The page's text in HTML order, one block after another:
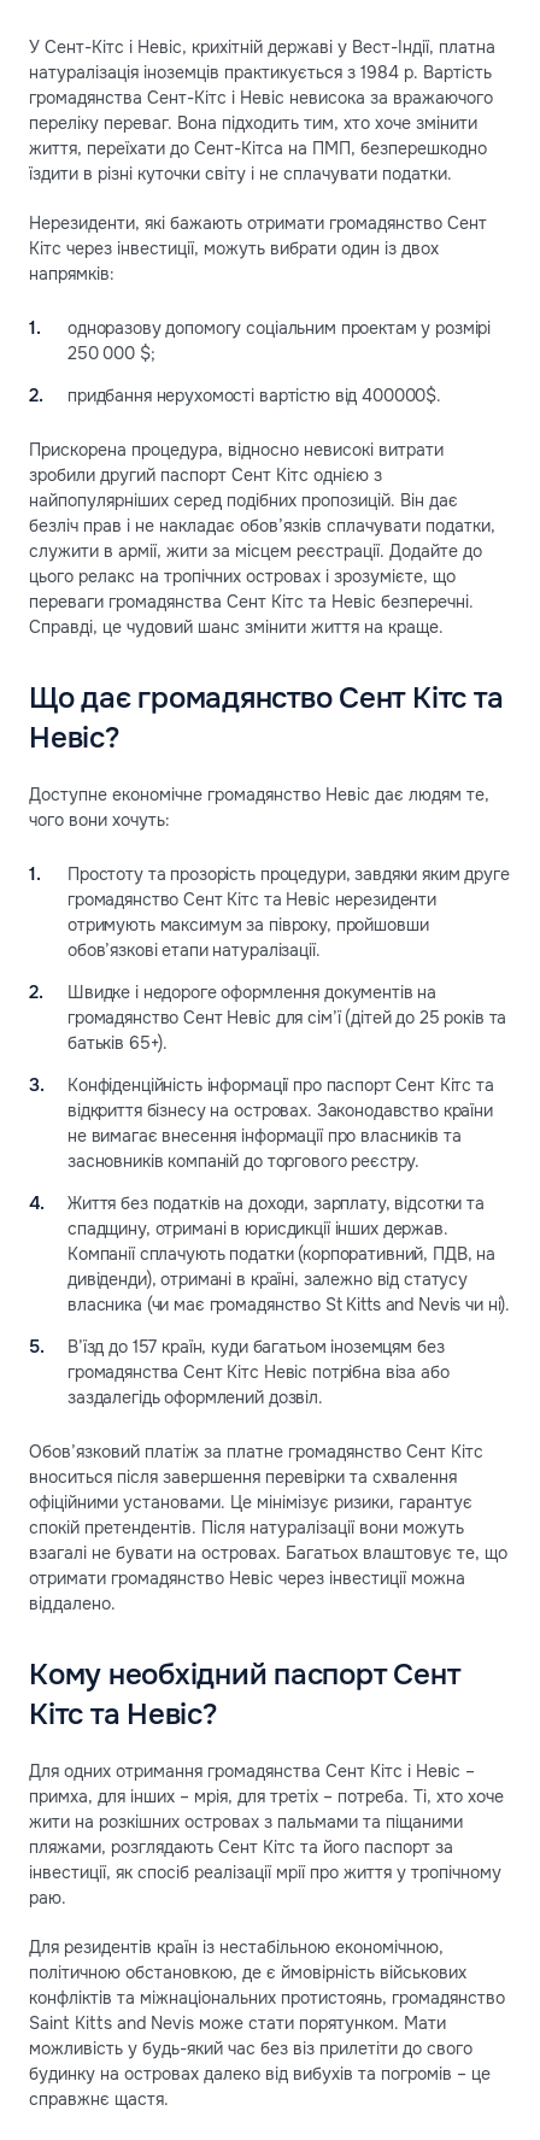
У Сент-Кітс і Невіс, крихітній державі у Вест-Індії, платна
натуралізація іноземців практикується з 1984 р. Вартість
громадянства Сент-Кітс і Невіс невисока за вражаючого
переліку переваг. Вона підходить тим, хто хоче змінити
життя, переїхати до Сент-Кітса на ПМП, безперешкодно
їздити в різні куточки світу і не сплачувати податки.
Нерезиденти, які бажають отримати громадянство Сент
Кітс через інвестиції, можуть вибрати один із двох
напрямків:
одноразову допомогу соціальним проектам у розмірі
250 000 $;
придбання нерухомості вартістю від 400000$.
Прискорена процедура, відносно невисокі витрати
зробили другий паспорт Сент Кітс однією з
найпопулярніших серед подібних пропозицій. Він дає
безліч прав і не накладає обов’язків сплачувати податки,
служити в армії, жити за місцем реєстрації. Додайте до
цього релакс на тропічних островах і зрозумієте, що
переваги громадянства Сент Кітс та Невіс безперечні.
Справді, це чудовий шанс змінити життя на краще.
Що дає громадянство Сент Кітс та
Невіс?
Доступне економічне громадянство Невіс дає людям те,
чого вони хочуть:
Простоту та прозорість процедури, завдяки яким друге
громадянство Сент Кітс та Невіс нерезиденти
отримують максимум за півроку, пройшовши
обов’язкові етапи натуралізації.
Швидке і недороге оформлення документів на
громадянство Сент Невіс для сім’ї (дітей до 25 років та
батьків 65+).
Конфіденційність інформації про паспорт Сент Кітс та
відкриття бізнесу на островах. Законодавство країни
не вимагає внесення інформації про власників та
засновників компаній до торгового реєстру.
Життя без податків на доходи, зарплату, відсотки та
спадщину, отримані в юрисдикції інших держав.
Компанії сплачують податки (корпоративний, ПДВ, на
дивіденди), отримані в країні, залежно від статусу
власника (чи має громадянство St Kitts and Nevis чи ні).
В’їзд до 157 країн, куди багатьом іноземцям без
громадянства Сент Кітс Невіс потрібна віза або
заздалегідь оформлений дозвіл.
Обов’язковий платіж за платне громадянство Сент Кітс
вноситься після завершення перевірки та схвалення
офіційними установами. Це мінімізує ризики, гарантує
спокій претендентів. Після натуралізації вони можуть
взагалі не бувати на островах. Багатьох влаштовує те, що
отримати громадянство Невіс через інвестиції можна
віддалено.
Кому необхідний паспорт Сент
Кітс та Невіс?
Для одних отримання громадянства Сент Кітс і Невіс –
примха, для інших – мрія, для третіх – потреба. Ті, хто хоче
жити на розкішних островах з пальмами та піщаними
пляжами, розглядають Сент Кітс та його паспорт за
інвестиції, як спосіб реалізації мрії про життя у тропічному
раю.
Для резидентів країн із нестабільною економічною,
політичною обстановкою, де є ймовірність військових
конфліктів та міжнаціональних протистоянь, громадянство
Saint Kitts and Nevis може стати порятунком. Мати
можливість у будь-який час без віз прилетіти до свого
будинку на островах далеко від вибухів та погромів – це
справжнє щастя.